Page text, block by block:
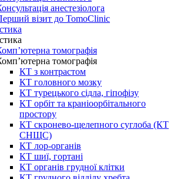
анестезіолога
візит до TomoClinic
томографія
томографія
КТ з контрастом
КТ головного мозку
КТ турецького сідла, гіпофізу
КТ орбіт та краніоорбітального
простору
КТ скронево-щелепного суглоба (КТ
СНЩС)
КТ лор-органів
КТ шиї, гортані
КТ органів грудної клітки